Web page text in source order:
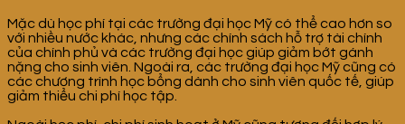
Mặc dù học phí tại các trường đại học Mỹ có thể cao hơn so
với nhiều nước khác, nhưng các chính sách hỗ trợ tài chính
của chính phủ và các trường đại học giúp giảm bớt gánh
nặng cho sinh viên. Ngoài ra, các trường đại học Mỹ cũng có
các chương trình học bổng dành cho sinh viên quốc tế, giúp
giảm thiểu chi phí học tập.